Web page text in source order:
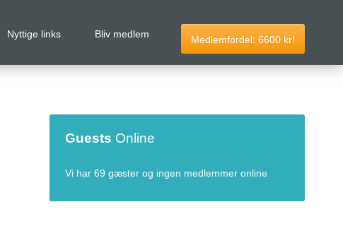
Medlemfordel:6600 kr!
Nyttige links Bliv medlem
Guests Online
Vi har 69 gæster og ingen medlemmer online